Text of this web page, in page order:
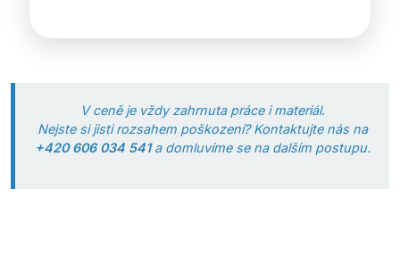
V ceně je vždy zahrnuta práce i materiál.
Nejste si jisti rozsahem poškození? Kontaktujte nás na
+420 606 034 541a domluvíme se na dalším postupu.